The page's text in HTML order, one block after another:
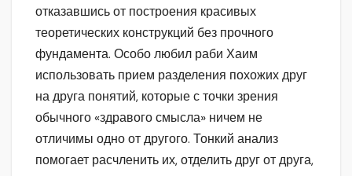
отказавшись от построения красивых
теоретических конструкций без прочного
фундамента. Особо любил раби Хаим
использовать прием разделения похожих друг
на друга понятий, которые с точки зрения
обычного «здравого смысла» ничем не
отличимы одно от другого. Тонкий анализ
помогает расчленить их, отделить друг от друга,